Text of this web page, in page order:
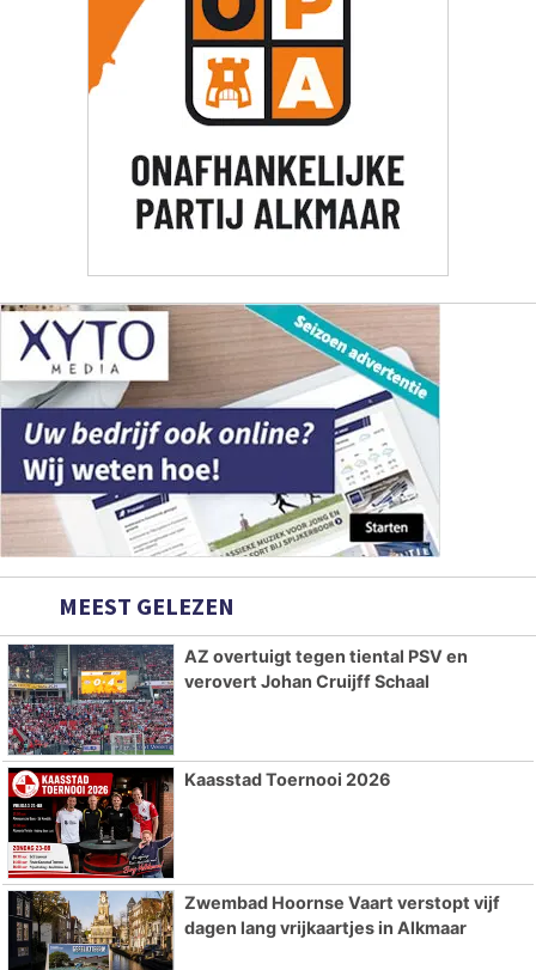
MEEST GELEZEN
AZ overtuigt tegen tiental PSV en
verovert Johan Cruijff Schaal
Kaasstad Toernooi 2026
Zwembad Hoornse Vaart verstopt vijf
dagen lang vrijkaartjes in Alkmaar